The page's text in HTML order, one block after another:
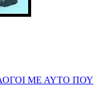
ΜΕ ΑΥΤΟ ΠΟΥ